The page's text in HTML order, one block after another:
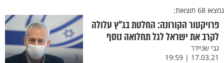
נמצאו 68 תוצאות:
פרויקטור הקורונה: החלטת בג"ץ עלולה
לקרב את ישראל לגל תחלואה נוסף
גבי שניידר
17.03.21 | 19:59